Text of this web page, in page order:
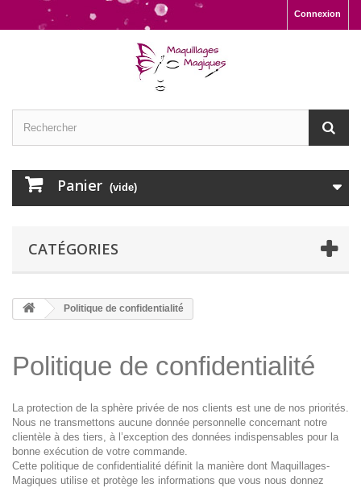
Connexion
Panier (vide)
CATÉGORIES
Politique de confidentialité
Politique de confidentialité
La protection de la sphère privée de nos clients est une de nos priorités.
Nous ne transmettons aucune donnée personnelle concernant notre
clientèle à des tiers, à l’exception des données indispensables pour la
bonne exécution de votre commande.
Cette politique de confidentialité définit la manière dont Maquillages-
Magiques utilise et protège les informations que vous nous donnez